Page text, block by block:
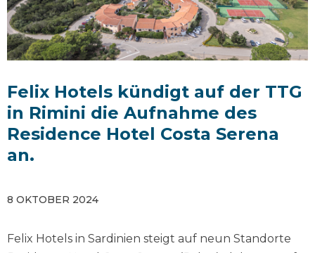
Felix Hotels kündigt auf der TTG
in Rimini die Aufnahme des
Residence Hotel Costa Serena
an.
8 OKTOBER 2024
Felix Hotels in Sardinien steigt auf neun Standorte